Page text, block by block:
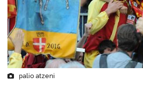
palio atzeni